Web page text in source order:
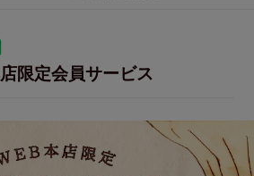
限定会員サービス